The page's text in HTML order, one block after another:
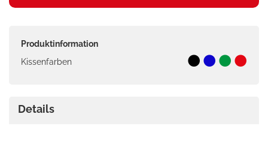
Produktinformation
Kissenfarben
Details